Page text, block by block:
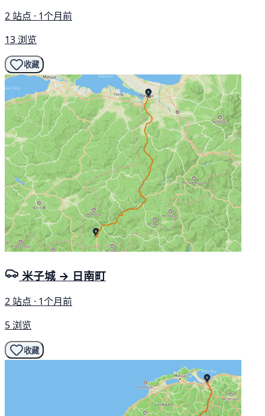
2 站点 · 1个月前
13 浏览
收藏
米子城 → 日南町
2 站点 · 1个月前
5 浏览
收藏